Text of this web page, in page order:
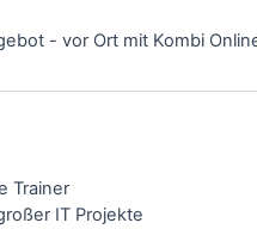
- vor Ort mit Kombi
Trainer
IT Projekte